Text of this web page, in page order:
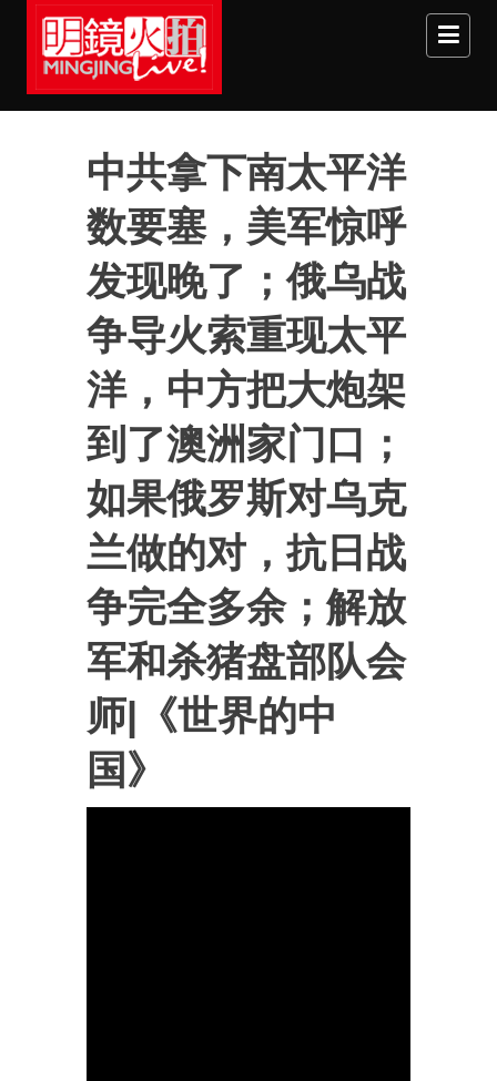
Skip to main content
中共拿下南太平洋
数要塞，美军惊呼
发现晚了；俄乌战
争导火索重现太平
洋，中方把大炮架
到了澳洲家门口；
如果俄罗斯对乌克
兰做的对，抗日战
争完全多余；解放
军和杀猪盘部队会
师|《世界的中
国》